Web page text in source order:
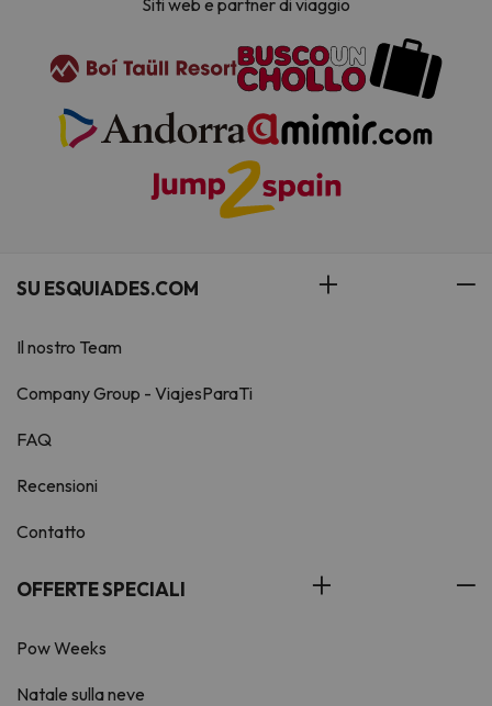
SU ESQUIADES.COM
Il nostro Team
Company Group - ViajesParaTi
FAQ
Recensioni
Contatto
OFFERTE SPECIALI
Pow Weeks
Natale sulla neve